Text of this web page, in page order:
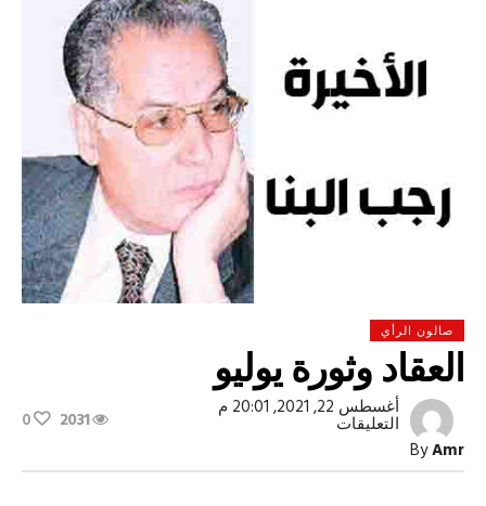
صالون الرأي
العقاد وثورة يوليو
ByAmr
أغسطس 22, 2021, 20:01 م
التعليقاتعلى
يوليو
2031
0